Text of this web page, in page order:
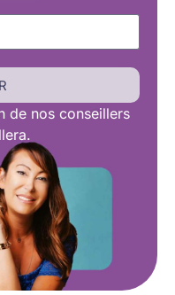
de nos conseillers